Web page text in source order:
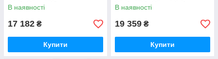
В наявності
17 182 ₴
Купити
В наявності
19 359 ₴
Купити